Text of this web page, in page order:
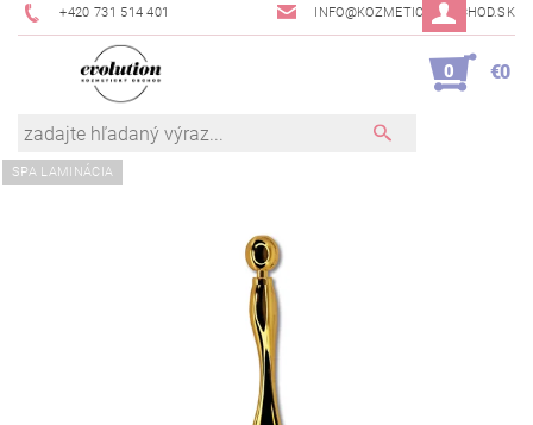
+420 731 514 401 INFO@KOZMETICKYOBCHOD.SK
0 €0
SPA LAMINÁCIA